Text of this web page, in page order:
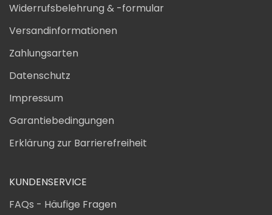
Widerrufsbelehrung & -formular
Versandinformationen
Zahlungsarten
Datenschutz
Impressum
Garantiebedingungen
Erklärung zur Barrierefreiheit
KUNDENSERVICE
FAQs - Häufige Fragen